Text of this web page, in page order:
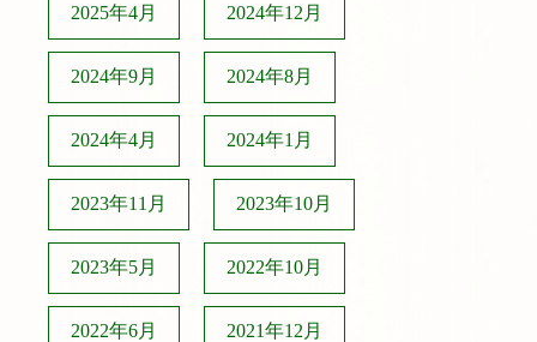
2025年4月 2024年12月
2024年9月 2024年8月
2024年4月 2024年1月
2023年11月 2023年10月
2023年5月 2022年10月
2022年6月 2021年12月